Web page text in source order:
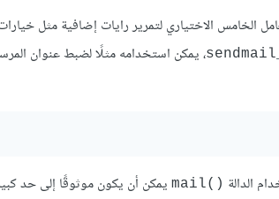
الخامس الاختياري لتمرير رايات إضافية مثل
، يمكن استخدامه مثلًا لضبط عنوان
الدالة mail()‎ يمكن أن يكون موثوقًا إلى حد